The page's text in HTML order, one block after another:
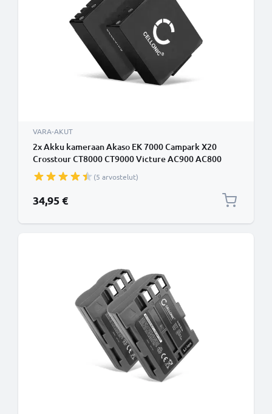
VARA-AKUT
2x Akku kameraan Akaso EK 7000 Campark X20
Crosstour CT8000 CT9000 Victure AC900 AC800
AC700 - PG1050 SJ4000B BAT-412 BR-01 (900mAh,
3.7V) tuotemerkiltä CELLONIC
(5 arvostelut)
34,95 €